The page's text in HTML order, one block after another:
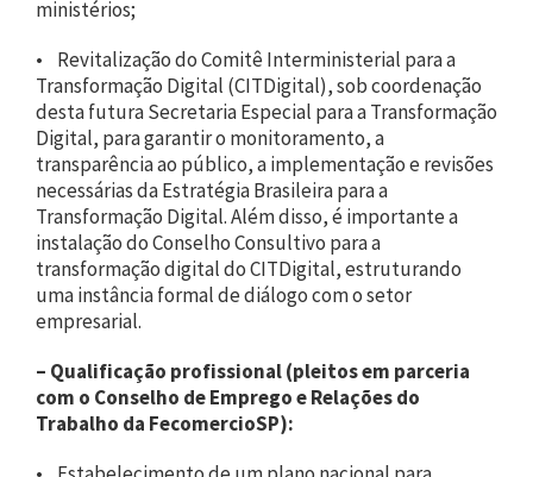
ministérios;
• Revitalização do Comitê Interministerial para a
Transformação Digital (CITDigital), sob coordenação
desta futura Secretaria Especial para a Transformação
Digital, para garantir o monitoramento, a
transparência ao público, a implementação e revisões
necessárias da Estratégia Brasileira para a
Transformação Digital. Além disso, é importante a
instalação do Conselho Consultivo para a
transformação digital do CITDigital, estruturando
uma instância formal de diálogo com o setor
empresarial.
– Qualificação profissional (pleitos em parceria
com o Conselho de Emprego e Relações do
Trabalho da FecomercioSP):